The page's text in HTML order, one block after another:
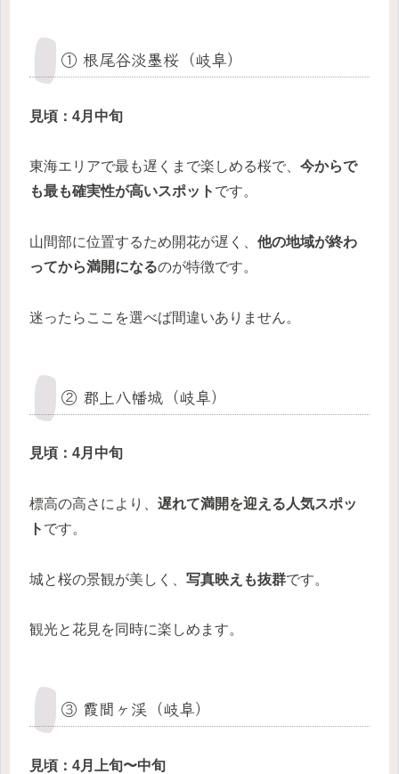
① 根尾谷淡墨桜（岐阜）
見頃：4月中旬
東海エリアで最も遅くまで楽しめる桜で、 今からで
も最も確実性が高いスポット です。
山間部に位置するため開花が遅く、 他の地域が終わ
ってから満開になるのが特徴です。
迷ったらここを選べば間違いありません。
② 郡上八幡城（岐阜）
見頃：4月中旬
標高の高さにより、 遅れて満開を迎える人気スポッ
ト です。
城と桜の景観が美しく、 写真映えも抜群です。
観光と花見を同時に楽しめます。
③ 霞間ヶ渓（岐阜）
見頃：4月上旬〜中旬